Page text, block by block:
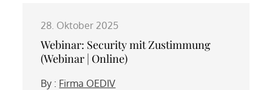
28. Oktober 2025
Webinar: Security mit Zustimmung
(Webinar | Online)
By : Firma OEDIV